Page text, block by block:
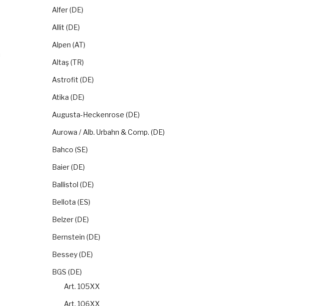
Alfer (DE)
Allit (DE)
Alpen (AT)
Altaş (TR)
Astrofit (DE)
Atika (DE)
Augusta-Heckenrose (DE)
Aurowa / Alb. Urbahn & Comp. (DE)
Bahco (SE)
Baier (DE)
Ballistol (DE)
Bellota (ES)
Belzer (DE)
Bernstein (DE)
Bessey (DE)
BGS (DE)
Art. 105XX
Art. 106XX